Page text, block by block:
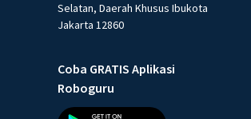
Selatan, Daerah Khusus Ibukota
Jakarta 12860
Coba GRATIS Aplikasi
Roboguru